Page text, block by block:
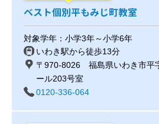
ベスト個別平もみじ町教室
対象学年：小学3年～小学6年
いわき駅から徒歩13分
〒970-8026 福島県いわき市平
ール203号室
0120-336-064